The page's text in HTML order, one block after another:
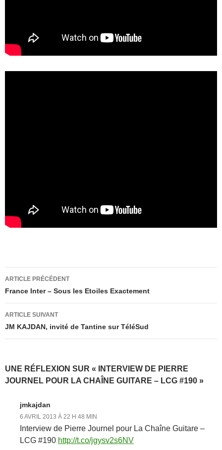
Navigation
des
articles
ARTICLE PRÉCÉDENT
France Inter – Sous les Etoiles Exactement
ARTICLE SUIVANT
JM KAJDAN, invité de Tantine sur TéléSud
UNE RÉFLEXION SUR « INTERVIEW DE PIERRE
JOURNEL POUR LA CHAÎNE GUITARE – LCG #190 »
jmkajdan
6 AVRIL 2013 À 22 H 48 MIN
Interview de Pierre Journel pour La Chaîne Guitare –
LCG #190 http://t.co/jgysv2s6NV